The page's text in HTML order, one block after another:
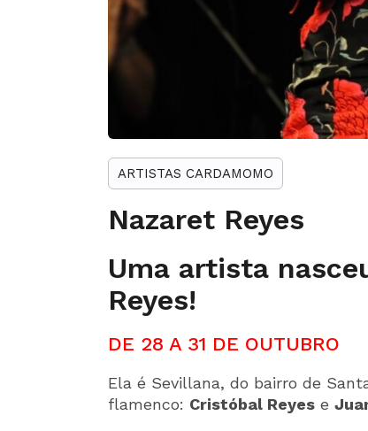
ARTISTAS CARDAMOMO
Nazaret Reyes
Uma artista
Reyes!
DE 28 A 31 DE OUTUBRO
Ela é Sevillana, do bairro de
flamenco: Cristóbal Reyes e